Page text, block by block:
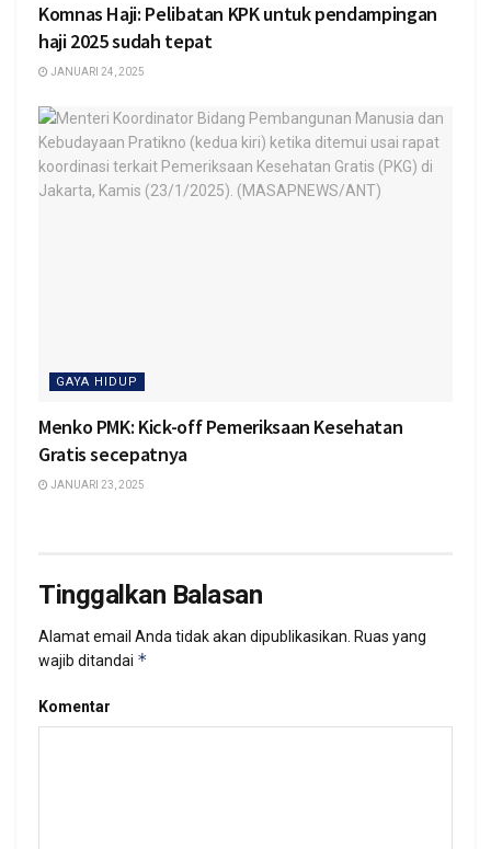
Komnas Haji: Pelibatan KPK untuk pendampingan
haji 2025 sudah tepat
JANUARI 24, 2025
GAYA HIDUP
Menko PMK: Kick-off Pemeriksaan Kesehatan
Gratis secepatnya
JANUARI 23, 2025
Tinggalkan Balasan
Alamat email Anda tidak akan dipublikasikan. Ruas yang
wajib ditandai *
Komentar